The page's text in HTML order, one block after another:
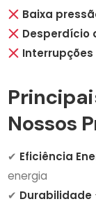
Baixa
Desperdício
Nossos
✔ Eficiência
energia
✔ Durabilidade